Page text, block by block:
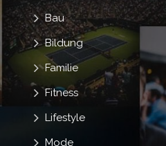
Bau
Bildung
Familie
Fitness
Lifestyle
Mode